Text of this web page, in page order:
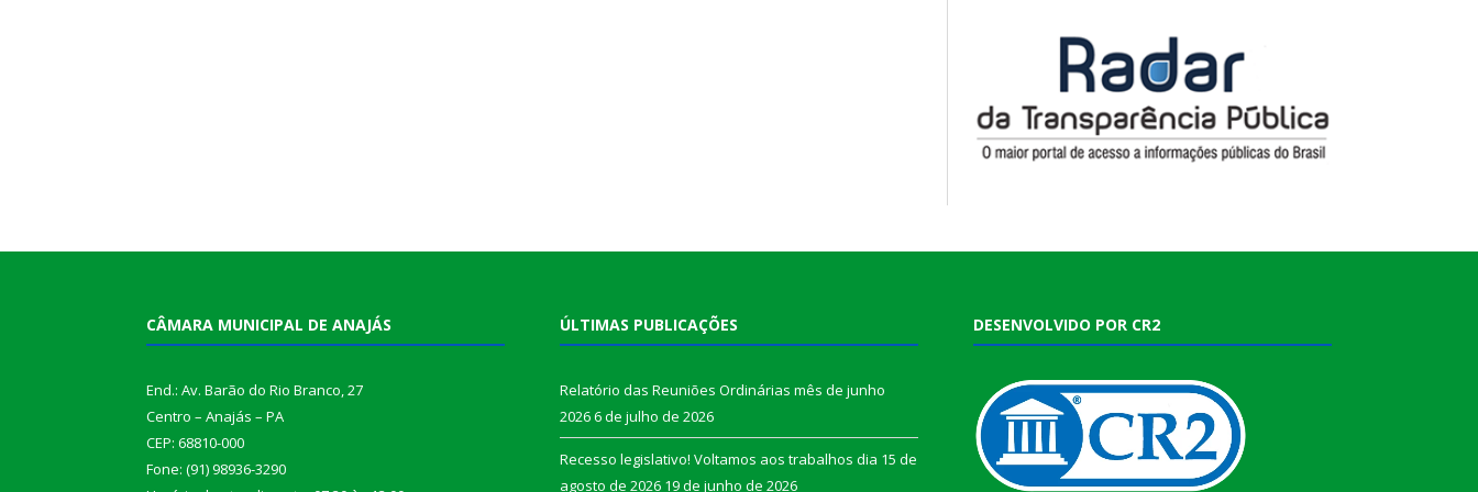
CÂMARA MUNICIPAL DE ANAJÁS
End.: Av. Barão do Rio Branco, 27
Centro – Anajás – PA
CEP: 68810-000
Fone: (91) 98936-3290
ÚLTIMAS PUBLICAÇÕES
Relatório das Reuniões Ordinárias mês de junho
20266 de julho de 2026
Recesso legislativo! Voltamos aos trabalhos dia 15 de
agosto de 2026 19 de junho de 2026
DESENVOLVIDO POR CR2